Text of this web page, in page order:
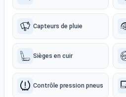
Capteurs de pluie
Sièges en cuir
Contrôle pression pneus